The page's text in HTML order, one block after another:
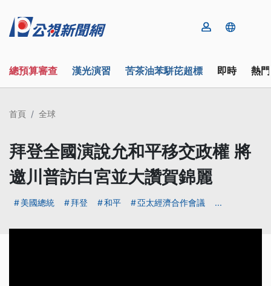
總預算審查 漢光演習 苦茶油苯駢芘超標 即時 熱
首頁 全球
拜登全國演說允和平移交政權 將
邀川普訪白宮並大讚賀錦麗
美國總統 拜登 和平 亞太經濟合作會議 ...